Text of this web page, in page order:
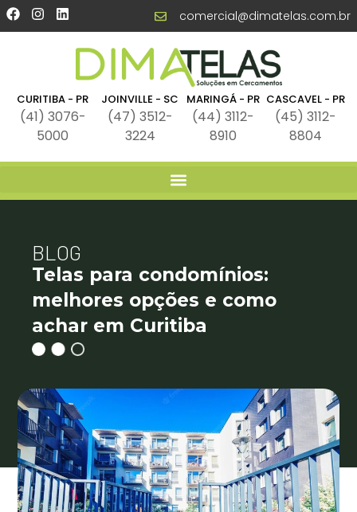
comercial@dimatelas.com.br
CURITIBA - PR
(41) 3076-
5000
JOINVILLE - SC
(47) 3512-
3224
MARINGÁ - PR
(44) 3112-
8910
CASCAVEL - PR
(45) 3112-
8804
BLOG
Telas para condomínios:
melhores opções e como
achar em Curitiba